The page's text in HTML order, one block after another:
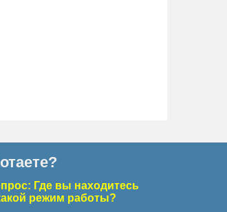
Где вы находитесь
режим работы?